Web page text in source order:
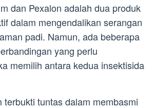
dan Pexalon adalah dua produk
dalam mengendalikan serangan
padi. Namun, ada beberapa
yang perlu
memilih antara kedua insektisida
terbukti tuntas dalam membasmi